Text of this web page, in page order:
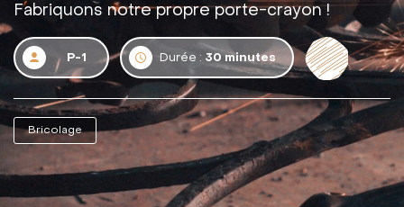
Fabriquons notre propre porte-crayon !
P-1 Durée : 30 minutes
Bricolage